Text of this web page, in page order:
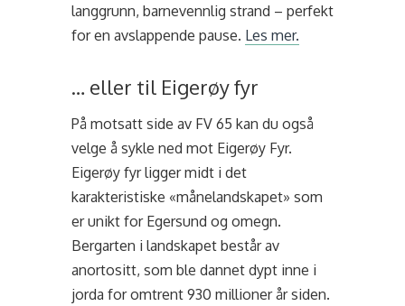
langgrunn, barnevennlig strand – perfekt
for en avslappende pause. Les mer.
… eller til Eigerøy fyr
På motsatt side av FV 65 kan du også
velge å sykle ned mot Eigerøy Fyr.
Eigerøy fyr ligger midt i det
karakteristiske «månelandskapet» som
er unikt for Egersund og omegn.
Bergarten i landskapet består av
anortositt, som ble dannet dypt inne i
jorda for omtrent 930 millioner år siden.